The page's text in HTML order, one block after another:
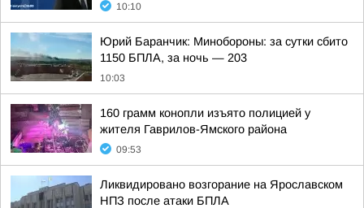
10:10
Юрий Баранчик: Минобороны: за сутки сбито
1150 БПЛА, за ночь — 203
10:03
160 грамм конопли изъято полицией у
жителя Гаврилов-Ямского района
09:53
Ликвидировано возгорание на Ярославском
НПЗ после атаки БПЛА